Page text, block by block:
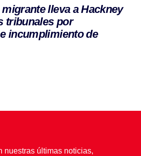
lleva a Hackney
tribunales por
incumplimiento de
nuestras últimas noticias,